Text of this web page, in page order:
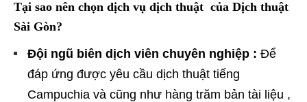
Tại sao nên chọn dịch vụ dịch thuật của Dịch thuật
Sài Gòn?
Đội ngũ biên dịch viên chuyên nghiệp : Để
đáp ứng được yêu cầu dịch thuật tiếng
Campuchia và cũng như hàng trăm bản tài liệu ,